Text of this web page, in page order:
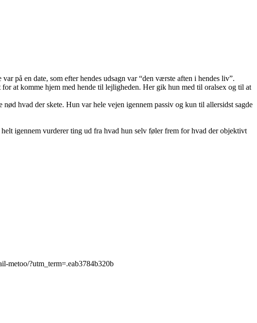
på en date, som efter hendes udsagn var “den værste aften i hendes liv”.
at komme hjem med hende til lejligheden. Her gik hun med til oralsex og til at
hvad der skete. Hun var hele vejen igennem passiv og kun til allersidst sagde
igennem vurderer ting ud fra hvad hun selv føler frem for hvad der objektivt
metoo/?utm_term=.eab3784b320b